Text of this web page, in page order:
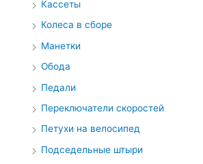
Кассеты
Колеса в сборе
Манетки
Обода
Педали
Переключатели скоростей
Петухи на велосипед
Подседельные штыри